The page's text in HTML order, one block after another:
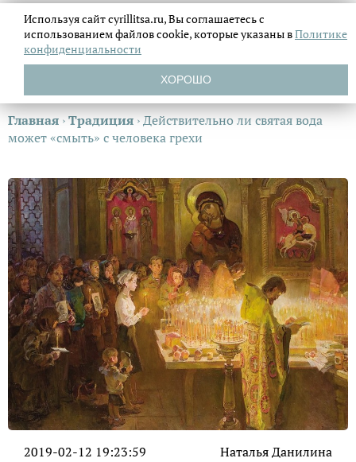
Главная ›Традиция ›Действительно ли святая вода
может «смыть» с человека грехи
2019-02-12 19:23:59 Наталья Данилина
Используя сайт cyrillitsa.ru, Вы соглашаетесь с
использованием файловcookie, которые указаны вПолитике
конфиденциальности
ХОРОШО